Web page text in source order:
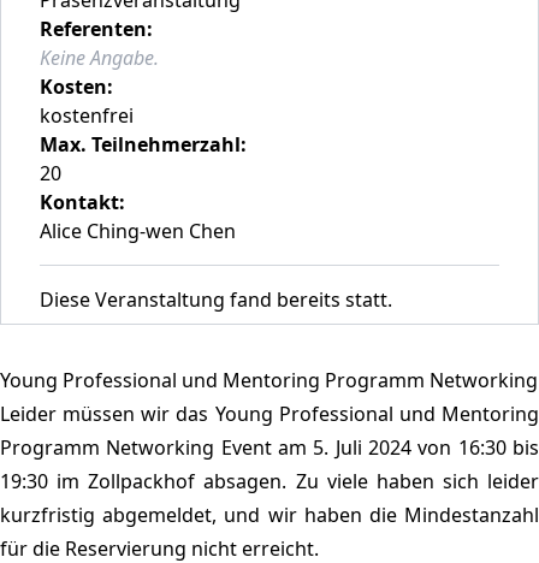
Referenten:
Keine Angabe.
Kosten:
kostenfrei
Max. Teilnehmerzahl:
20
Kontakt:
Alice Ching-wen Chen
Diese Veranstaltung fand bereits statt.
Young Professional und Mentoring Programm Networking
Leider müssen wir das Young Professional und Mentoring
Programm Networking Event am 5. Juli 2024 von 16:30 bis
19:30 im Zollpackhof absagen. Zu viele haben sich leider
kurzfristig abgemeldet, und wir haben die Mindestanzahl
für die Reservierung nicht erreicht.